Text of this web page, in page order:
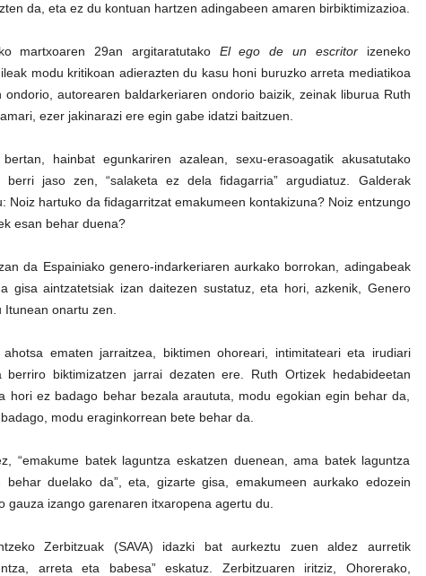
da, eta ez du kontuan hartzen adingabeen amaren birbiktimizazioa.
martxoaren 29an argitaratutako El ego de un escritorizeneko
modu kritikoan adierazten du kasu honi buruzko arreta mediatikoa
autorearen baldarkeriaren ondorio baizik, zeinak liburua Ruth
ezer jakinarazi ere egin gabe idatzi baitzuen.
hainbat egunkariren azalean, sexu-erasoagatik akusatutako
berri jaso zen, “salaketa ez dela fidagarria” argudiatuz. Galderak
Noiz hartuko da fidagarritzat emakumeen kontakizuna? Noiz entzungo
esan behar duena?
da Espainiako genero-indarkeriaren aurkako borrokan, adingabeak
gisa aintzatetsiak izan daitezen sustatuz, eta hori, azkenik, Genero
onartu zen.
ematen jarraitzea, biktimen ohoreari, intimitateari eta irudiari
berriro biktimizatzen jarrai dezaten ere. Ruth Ortizek hedabideetan
hori ez badago behar bezala araututa, modu egokian egin behar da,
modu eraginkorrean bete behar da.
“emakume batek laguntza eskatzen duenean, ama batek laguntza
behar duelako da”, eta, gizarte gisa, emakumeen aurkako edozein
gauza izango garenaren itxaropena agertu du.
Zerbitzuak (SAVA) idazki bat aurkeztu zuen aldez aurretik
arreta eta babesa” eskatuz. Zerbitzuaren iritziz, Ohorerako,